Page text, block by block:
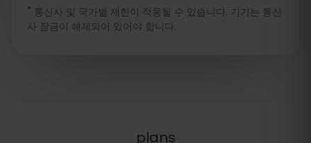
* 통신사 및 국가별 제한이 적용될 수 있습니다. 기기는 통신
사 잠금이 해제되어 있어야 합니다.
plans